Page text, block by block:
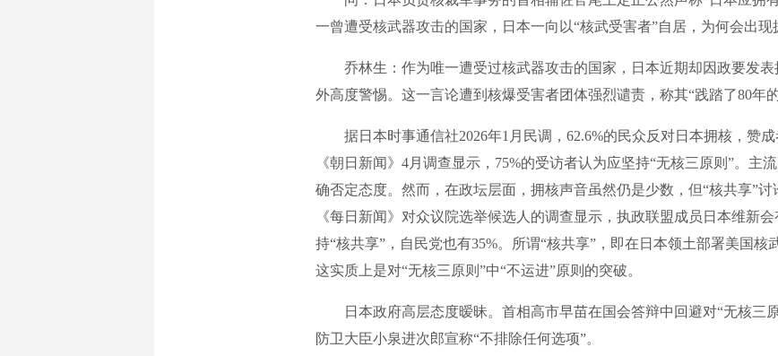
一曾遭受核武器攻击的国家，日本一向以“核武受害者”自居，为何会出现
乔林生：作为唯一遭受过核武器攻击的国家，日本近期却因政要发表
外高度警惕。这一言论遭到核爆受害者团体强烈谴责，称其“践踏了80年的
据日本时事通信社2026年1月民调，62.6%的民众反对日本拥核，赞成
《朝日新闻》4月调查显示，75%的受访者认为应坚持“无核三原则”。主
确否定态度。然而，在政坛层面，拥核声音虽然仍是少数，但“核共享”讨
《每日新闻》对众议院选举候选人的调查显示，执政联盟成员日本维新
持“核共享”，自民党也有35%。所谓“核共享”，即在日本领土部署美国核
这实质上是对“无核三原则”中“不运进”原则的突破。
日本政府高层态度暧昧。首相高市早苗在国会答辩中回避对“无核三原
防卫大臣小泉进次郎宣称“不排除任何选项”。